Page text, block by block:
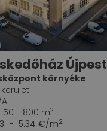
Újpest
környéke
50 - 800 m2
- 5.34 €/m2